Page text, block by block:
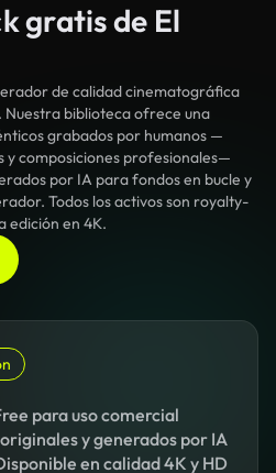
gratis de El
de calidad cinematográfica
Nuestra biblioteca ofrece una
grabados por humanos —
composiciones profesionales—
por IA para fondos en bucle y
Todos los activos son royalty-
edición en 4K.
para uso comercial
y generados por IA
en calidad 4K y HD